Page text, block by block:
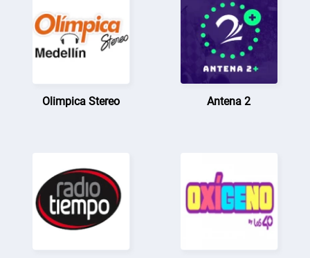
Olimpica Stereo Antena 2